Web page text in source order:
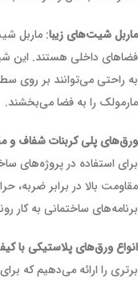
ماربل شیت‌های زیبا: ماربل
فضاهای داخلی هستند. این
به راحتی می‌توانند بر
مارمولک را به فضا می‌بخشند.
ورق‌های پلی کربنات شفاف و
برای استفاده در پروژه‌های
برنامه‌های ساختمانی به کار
انواع ورق‌های پلاستیکی با
برتری را ارائه می‌دهیم که